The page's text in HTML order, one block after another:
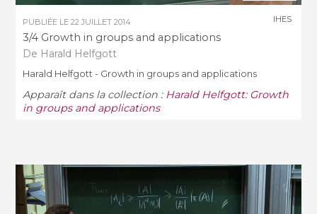
PUBLIÉE LE22 JUILLET 2014
3/4 Growth in groups and applications
De Harald Helfgott
IHES
Harald Helfgott - Growth in groups and applications
Apparaît dans la collection : Harald Helfgott: Growth
in groups and applications